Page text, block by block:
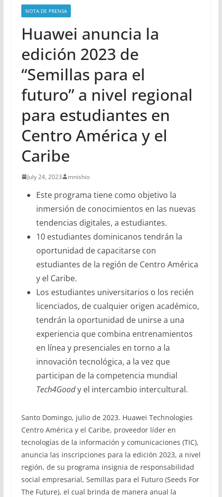
NOTA DE PRENSA
Huawei anuncia la
edición 2023 de
“Semillas para el
futuro” a nivel regional
para estudiantes en
Centro América y el
Caribe
July 24, 2023 mnishio
Este programa tiene como objetivo la
inmersión de conocimientos en las nuevas
tendencias digitales, a estudiantes.
10 estudiantes dominicanos tendrán la
oportunidad de capacitarse con
estudiantes de la región de Centro América
y el Caribe.
Los estudiantes universitarios o los recién
licenciados, de cualquier origen académico,
tendrán la oportunidad de unirse a una
experiencia que combina entrenamientos
en línea y presenciales en torno a la
innovación tecnológica, a la vez que
participan de la competencia mundial
Tech4Goody el intercambio intercultural.
Santo Domingo, julio de 2023. Huawei Technologies
Centro América y el Caribe, proveedor líder en
tecnologías de la información y comunicaciones (TIC),
anuncia las inscripciones para la edición 2023, a nivel
región, de su programa insignia de responsabilidad
social empresarial, Semillas para el Futuro (Seeds For
The Future), el cual brinda de manera anual la